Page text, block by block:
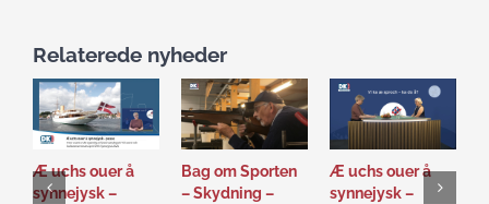
Relaterede nyheder
Æ uchs ouer å
synnejysk –
Bag om Sporten
– Skydning –
Æ uchs ouer å
synnejysk –